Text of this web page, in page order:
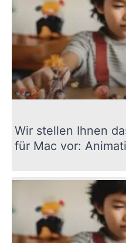
Wir stellen Ihnen
für Mac vor: